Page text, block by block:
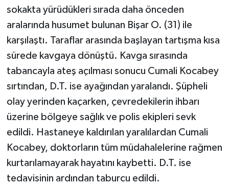
sokakta yürüdükleri sırada daha önceden
aralarında husumet bulunan Bişar O. (31) ile
karşılaştı. Taraflar arasında başlayan tartışma kısa
sürede kavgaya dönüştü. Kavga sırasında
tabancayla ateş açılması sonucu Cumali Kocabey
sırtından, D.T. ise ayağından yaralandı. Şüpheli
olay yerinden kaçarken, çevredekilerin ihbarı
üzerine bölgeye sağlık ve polis ekipleri sevk
edildi. Hastaneye kaldırılan yaralılardan Cumali
Kocabey, doktorların tüm müdahalelerine rağmen
kurtarılamayarak hayatını kaybetti. D.T. ise
tedavisinin ardından taburcu edildi.